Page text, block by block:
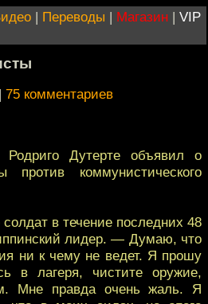
| Переводы | Магазин | VIP
| 75 комментариев
Родриго Дутерте объявил о
против коммунистического
в течение последних 48
лидер. — Думаю, что
ни к чему не ведет. Я прошу
в лагеря, чистите оружие,
Мне правда очень жаль. Я